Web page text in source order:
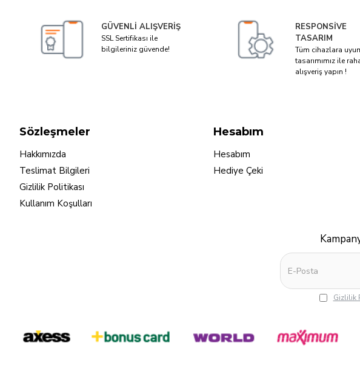
GÜVENLI ALIŞVERIŞ
SSL Sertifikası ile
bilgileriniz güvende!
RESPONSIVE
TASARIM
Tüm cihazlara
tasarımımız ile
alışveriş yapın !
Sözleşmeler
Hakkımızda
Teslimat Bilgileri
Gizlilik Politikası
Kullanım Koşulları
Hesabım
Hesabım
Hediye Çeki
Gizlilik